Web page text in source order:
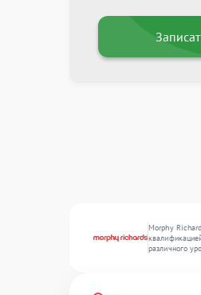
Morphy
различного